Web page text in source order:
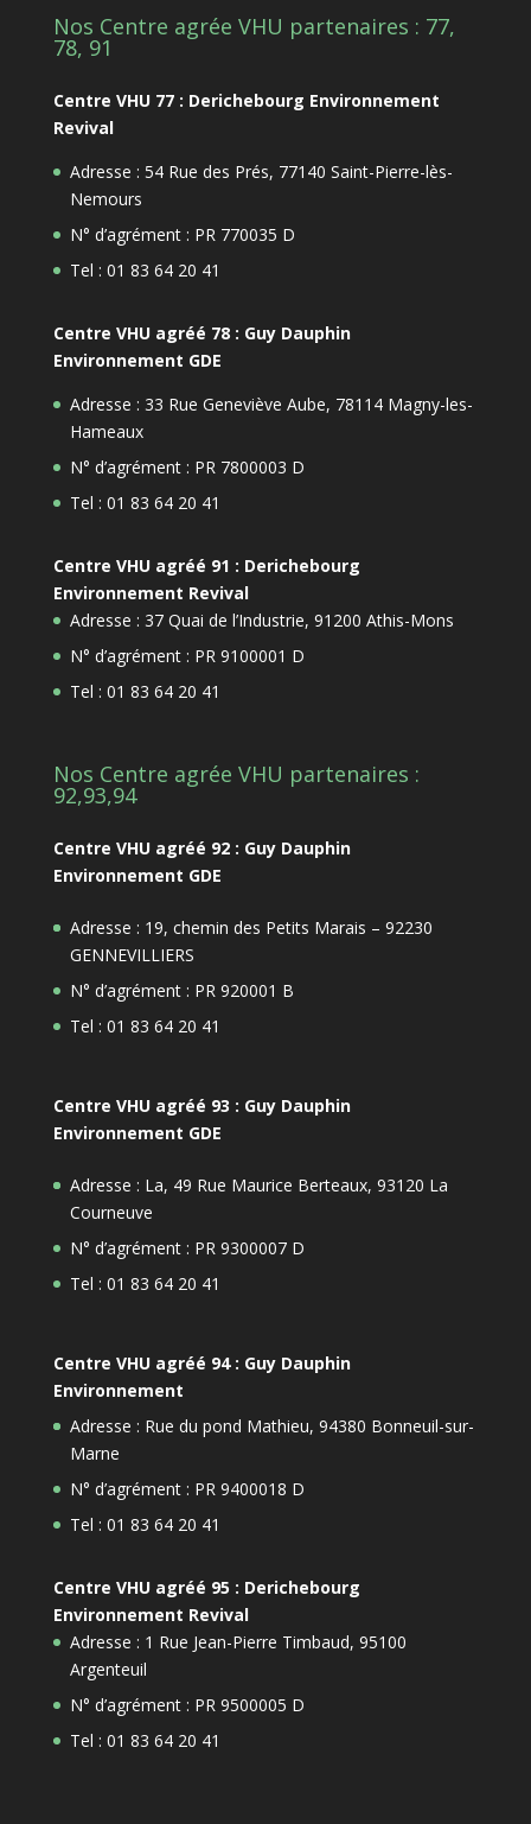
Nos Centre agrée VHU partenaires : 77,
78, 91
Centre VHU 77 : Derichebourg Environnement
Revival
Adresse : 54 Rue des Prés, 77140 Saint-Pierre-lès-
Nemours
N° d’agrément : PR 770035 D
Tel : 01 83 64 20 41
Centre VHU agréé 78 : Guy Dauphin
Environnement GDE
Adresse : 33 Rue Geneviève Aube, 78114 Magny-les-
Hameaux
N° d’agrément : PR 7800003 D
Tel : 01 83 64 20 41
Centre VHU agréé 91 : Derichebourg
Environnement Revival
Adresse : 37 Quai de l’Industrie, 91200 Athis-Mons
N° d’agrément : PR 9100001 D
Tel : 01 83 64 20 41
Nos Centre agrée VHU partenaires :
92,93,94
Centre VHU agréé 92 : Guy Dauphin
Environnement GDE
Adresse : 19, chemin des Petits Marais – 92230
GENNEVILLIERS
N° d’agrément : PR 920001 B
Tel : 01 83 64 20 41
Centre VHU agréé 93 : Guy Dauphin
Environnement GDE
Adresse : La, 49 Rue Maurice Berteaux, 93120 La
Courneuve
N° d’agrément : PR 9300007 D
Tel : 01 83 64 20 41
Centre VHU agréé 94 : Guy Dauphin
Environnement
Adresse : Rue du pond Mathieu, 94380 Bonneuil-sur-
Marne
N° d’agrément : PR 9400018 D
Tel : 01 83 64 20 41
Centre VHU agréé 95 : Derichebourg
Environnement Revival
Adresse : 1 Rue Jean-Pierre Timbaud, 95100
Argenteuil
N° d’agrément : PR 9500005 D
Tel : 01 83 64 20 41